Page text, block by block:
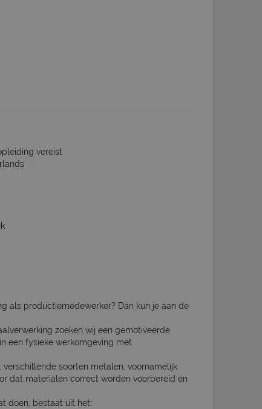
vereist
als productiemedewerker? Dan kun je aan de
zoeken wij een gemotiveerde
een fysieke werkomgeving met
soorten metalen, voornamelijk
dat materialen correct worden voorbereid en
doen, bestaat uit het: